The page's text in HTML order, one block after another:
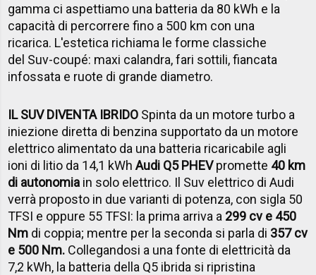
gamma ci aspettiamo una batteria da 80 kWh e la
capacità di percorrere fino a 500 km con una
ricarica. L'estetica richiama le forme classiche
del Suv-coupé: maxi calandra, fari sottili, fiancata
infossata e ruote di grande diametro.
IL SUV DIVENTA IBRIDO Spinta da un motore turbo a
iniezione diretta di benzina supportato da un motore
elettrico alimentato da una batteria ricaricabile agli
ioni di litio da 14,1 kWhAudi Q5 PHEVpromette 40 km
di autonomia in solo elettrico. Il Suv elettrico di Audi
verrà proposto in due varianti di potenza, con sigla 50
TFSI e oppure 55 TFSI: la prima arriva a 299 cv e 450
Nm di coppia; mentre per la seconda si parla di 357 cv
e 500 Nm. Collegandosi a una fonte di elettricità da
7,2 kWh, la batteria della Q5 ibrida si ripristina